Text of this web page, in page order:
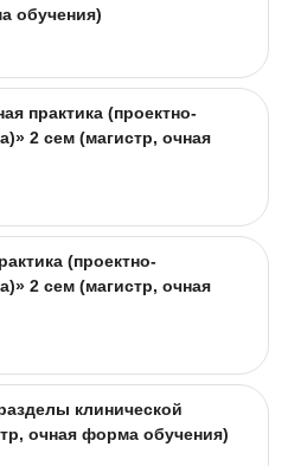
обучения)
практика (проектно-
2 сем (магистр, очная
(проектно-
2 сем (магистр, очная
клинической
очная форма обучения)